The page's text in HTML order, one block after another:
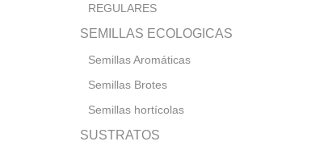
REGULARES
SEMILLAS ECOLOGICAS
Semillas Aromáticas
Semillas Brotes
Semillas hortícolas
SUSTRATOS